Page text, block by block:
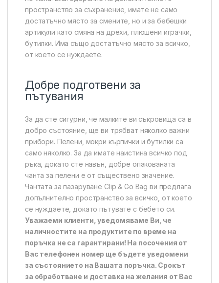
пространство за съхранение, имате не само
достатъчно място за смените, но и за бебешки
артикули като смяна на дрехи, плюшени играчки,
бутилки. Има също достатъчно място за всичко,
от което се нуждаете.
Добре подготвени за
пътувания
За да сте сигурни, че малките ви съкровища са в
добро състояние, ще ви трябват няколко важни
прибори. Пелени, мокри кърпички и бутилки са
само няколко. За да имате наистина всичко под
ръка, докато сте навън, добре опакованата
чанта за пелени е от съществено значение.
Чантата за пазаруване Clip & Go Bag ви предлага
допълнително пространство за всичко, от което
се нуждаете, докато пътувате с бебето си.
Уважаеми клиенти, уведомяваме Ви, че
наличностите на продуктите по време на
поръчка не са гарантирани! На посочения от
Вас телефонен номер ще бъдете уведомени
за състоянието на Вашата поръчка. Срокът
за обработване и доставка на желания от Вас